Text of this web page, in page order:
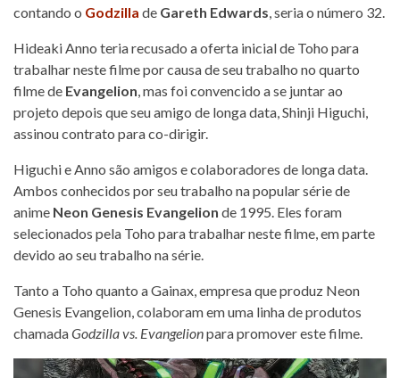
contando o Godzilla de Gareth Edwards, seria o número 32.
Hideaki Anno teria recusado a oferta inicial de Toho para
trabalhar neste filme por causa de seu trabalho no quarto
filme de Evangelion, mas foi convencido a se juntar ao
projeto depois que seu amigo de longa data, Shinji Higuchi,
assinou contrato para co-dirigir.
Higuchi e Anno são amigos e colaboradores de longa data.
Ambos conhecidos por seu trabalho na popular série de
anime Neon Genesis Evangelion de 1995. Eles foram
selecionados pela Toho para trabalhar neste filme, em parte
devido ao seu trabalho na série.
Tanto a Toho quanto a Gainax, empresa que produz Neon
Genesis Evangelion, colaboram em uma linha de produtos
chamadaGodzilla vs. Evangelionpara promover este filme.